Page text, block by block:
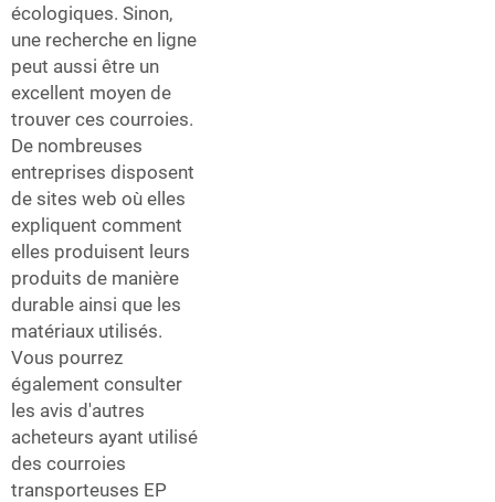
écologiques. Sinon,
une recherche en ligne
peut aussi être un
excellent moyen de
trouver ces courroies.
De nombreuses
entreprises disposent
de sites web où elles
expliquent comment
elles produisent leurs
produits de manière
durable ainsi que les
matériaux utilisés.
Vous pourrez
également consulter
les avis d'autres
acheteurs ayant utilisé
des courroies
transporteuses EP